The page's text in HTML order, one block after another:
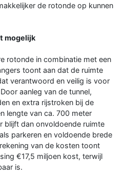
de rotonde op kunnen
mogelijk
rotonde in combinatie met een
toont aan dat de ruimte
verantwoord en veilig is voor
aanleg van de tunnel,
en extra rijstroken bij de
lengte van ca. 700 meter
blijft dan onvoldoende ruimte
parkeren en voldoende brede
van de kosten toont
€17,5 miljoen kost, terwijl
is.